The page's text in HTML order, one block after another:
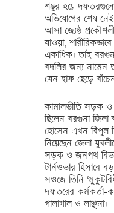
শম্ভুর হয়ে
অভিযোগের শেষ
আসা জ্যেষ্ঠ
যাওয়া,
একাধিক। তাই
বদলির জন্য নামেন
যেন হাফ ছেড়ে
কামালভীতি সড়ক
ছিলেন বরগুনা জিলা
হোসেন এখন বিপুল
নিয়েছেন জেলা
সড়ক ও জনপথ
টার্নওভার হিসাবে
সওজে তিনি
দফতরের কর্মকর্তা-
গালাগাল ও লাঞ্ছনা।